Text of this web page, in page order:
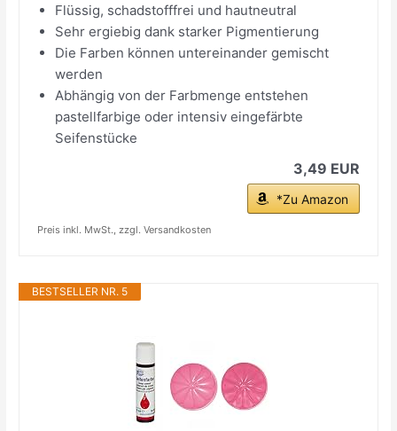
Flüssig, schadstofffrei und hautneutral
Sehr ergiebig dank starker Pigmentierung
Die Farben können untereinander gemischt
werden
Abhängig von der Farbmenge entstehen
pastellfarbige oder intensiv eingefärbte
Seifenstücke
3,49 EUR
*Zu Amazon
Preis inkl. MwSt., zzgl. Versandkosten
BESTSELLER NR. 5